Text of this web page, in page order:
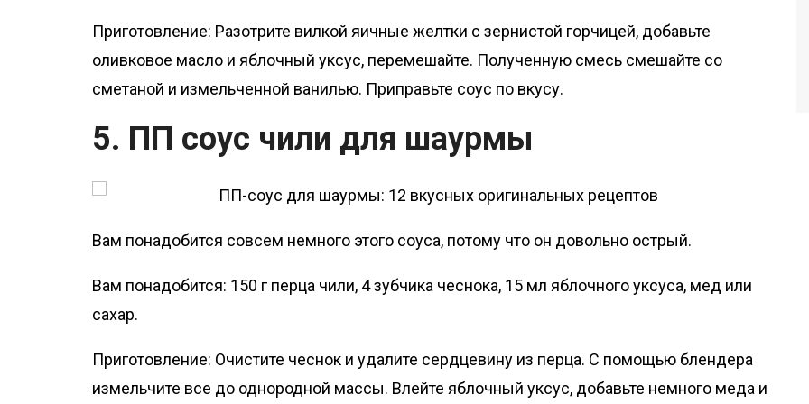
Приготовление: Разотрите вилкой яичные желтки с зернистой горчицей, добавьте
оливковое масло и яблочный уксус, перемешайте. Полученную смесь смешайте со
сметаной и измельченной ванилью. Приправьте соус по вкусу.
5. ПП соус чили для шаурмы
Вам понадобится совсем немного этого соуса, потому что он довольно острый.
Вам понадобится: 150 г перца чили, 4 зубчика чеснока, 15 мл яблочного уксуса, мед или
сахар.
Приготовление: Очистите чеснок и удалите сердцевину из перца. С помощью блендера
измельчите все до однородной массы. Влейте яблочный уксус, добавьте немного меда и